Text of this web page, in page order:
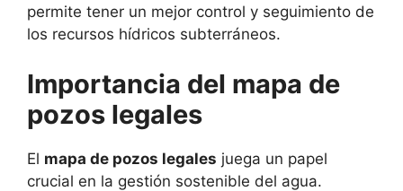
permite tener un mejor control y seguimiento de
los recursos hídricos subterráneos.
Importancia del mapa de
pozos legales
El mapa de pozos legales juega un papel
crucial en la gestión sostenible del agua.